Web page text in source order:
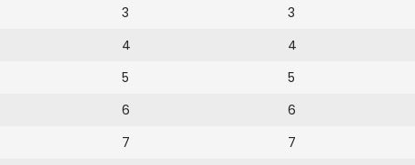
3
4
5
6
7
3
4
5
6
7